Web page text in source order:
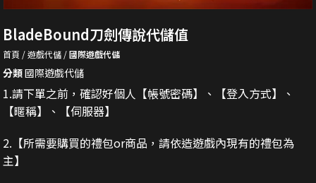
BladeBound刀劍傳說代儲值
首頁 遊戲代儲 國際遊戲代儲
分類國際遊戲代儲
1.請下單之前，確認好個人【帳號密碼】、【登入方式】、
【暱稱】、【伺服器】
2. 【所需要購買的禮包or商品，請依造遊戲內現有的禮包為
主】